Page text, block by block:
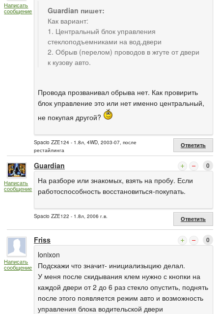
Написать
сообщение
Guardian пишет:
Как вариант:
1. Центральный блок управления
стеклоподъемниками на вод.двери
2. Обрыв (перелом) проводов в жгуте от двери
к кузову авто.
Провода прозванивал обрыва нет. Как провирить
блок управление это или нет именно центральный,
не покупая другой?
Spacio ZZE124 - 1.8л, 4WD, 2003-07, после
рестайлинга
Ответить
Написать
сообщение
Guardian 0
На разборе или знакомых, взять на пробу. Если
работоспособность восстановиться-покупать.
Spacio ZZE122 - 1.8л, 2006 г.в. Ответить
Написать
сообщение
Friss 0
lonixon
Подскажи что значит- инициализыцию делал.
У меня после скидывания клем нужно с кнопки на
каждой двери от 2 до 6 раз стекло опустить, поднять
после этого появляется режим авто и возможность
управления блока водительской двери